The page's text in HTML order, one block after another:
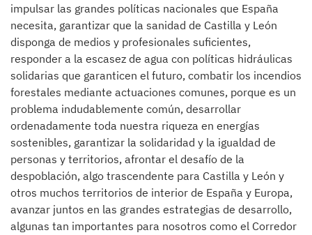
impulsar las grandes políticas nacionales que España
necesita, garantizar que la sanidad de Castilla y León
disponga de medios y profesionales suficientes,
responder a la escasez de agua con políticas hidráulicas
solidarias que garanticen el futuro, combatir los incendios
forestales mediante actuaciones comunes, porque es un
problema indudablemente común, desarrollar
ordenadamente toda nuestra riqueza en energías
sostenibles, garantizar la solidaridad y la igualdad de
personas y territorios, afrontar el desafío de la
despoblación, algo trascendente para Castilla y León y
otros muchos territorios de interior de España y Europa,
avanzar juntos en las grandes estrategias de desarrollo,
algunas tan importantes para nosotros como el Corredor